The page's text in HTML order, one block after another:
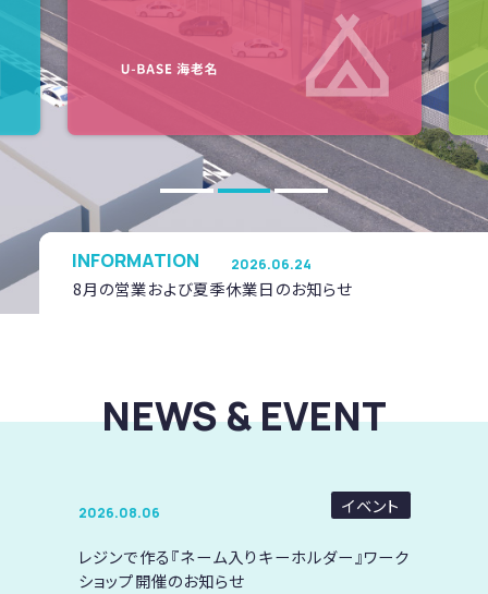
INFORMATION
2026.03.30
焼肉ほりにし 定休日変更のお知らせ
2026.06.24
8月の営業および夏季休業日のお知らせ
2026.03.30
NEWS & EVENT
レジンで作る『ネーム入りキーホルダー』ワーク
ショップ開催のお知らせ
2026.08.06 イベント